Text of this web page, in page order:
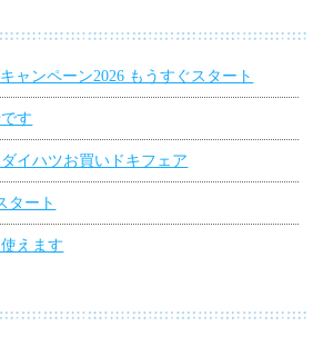
ャンペーン2026 もうすぐスタート
す
イハツお買いドキフェア
タート
えます